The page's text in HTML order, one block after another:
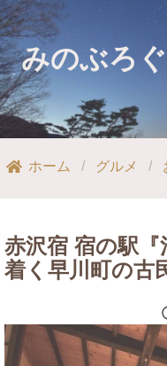
みのぶろぐ
ホーム グルメ
赤沢宿 宿の駅
着く早川町の古